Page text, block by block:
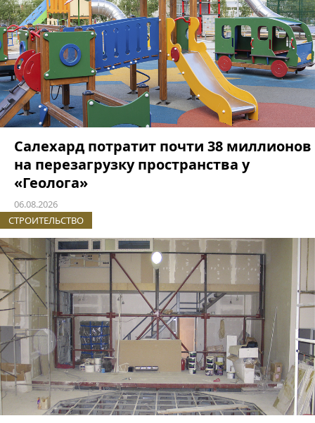
Салехард потратит почти 38 миллионов
на перезагрузку пространства у
«Геолога»
06.08.2026
СТРОИТЕЛЬСТВО